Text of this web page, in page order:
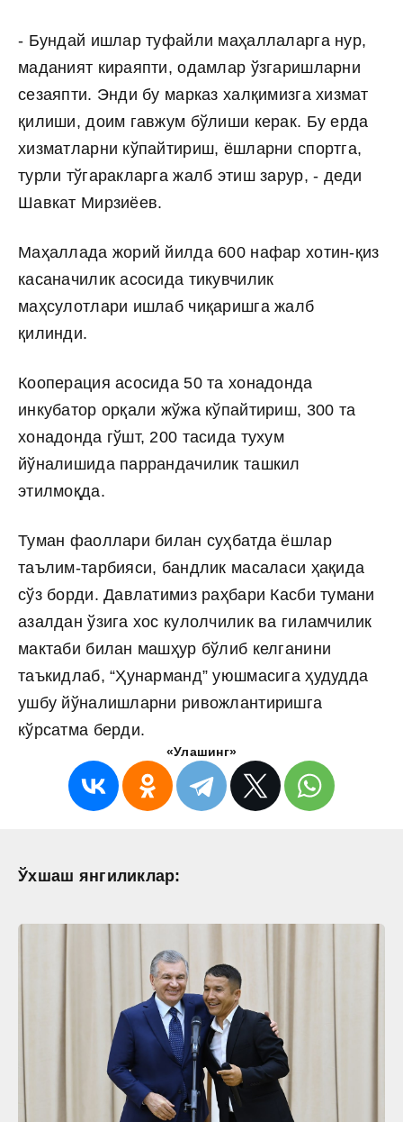
- Бундай ишлар туфайли маҳаллаларга нур,
маданият кираяпти, одамлар ўзгаришларни
сезаяпти. Энди бу марказ халқимизга хизмат
қилиши, доим гавжум бўлиши керак. Бу ерда
хизматларни кўпайтириш, ёшларни спортга,
турли тўгаракларга жалб этиш зарур, - деди
Шавкат Мирзиёев.
Маҳаллада жорий йилда 600 нафар хотин-қиз
касаначилик асосида тикувчилик
маҳсулотлари ишлаб чиқаришга жалб
қилинди.
Кооперация асосида 50 та хонадонда
инкубатор орқали жўжа кўпайтириш, 300 та
хонадонда гўшт, 200 тасида тухум
йўналишида паррандачилик ташкил
этилмоқда.
Туман фаоллари билан суҳбатда ёшлар
таълим-тарбияси, бандлик масаласи ҳақида
сўз борди. Давлатимиз раҳбари Касби тумани
азалдан ўзига хос кулолчилик ва гиламчилик
мактаби билан машҳур бўлиб келганини
таъкидлаб, “Ҳунарманд” уюшмасига ҳудудда
ушбу йўналишларни ривожлантиришга
кўрсатма берди.
«Улашинг»
Ўхшаш янгиликлар: